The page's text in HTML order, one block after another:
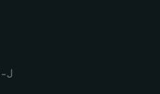
J